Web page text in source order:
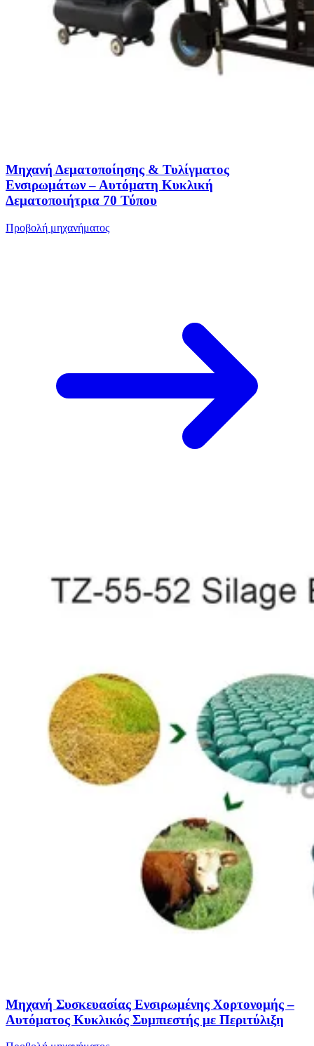
Μηχανή Δεματοποίησης & Τυλίγματος
Ενσιρωμάτων – Αυτόματη Κυκλική
Δεματοποιήτρια 70 Τύπου
Προβολή μηχανήματος
Μηχανή Συσκευασίας Ενσιρωμένης Χορτονομής –
Αυτόματος Κυκλικός Συμπιεστής με Περιτύλιξη